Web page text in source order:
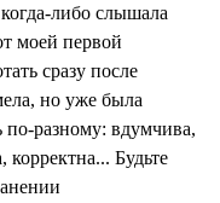
либо слышала
моей первой
сразу после
но уже была
разному: вдумчива,
корректна... Будьте